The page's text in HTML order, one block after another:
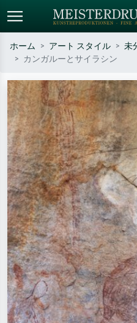
作家名・作品名・スタイルで検索
– 例：モネ、星月夜、印象派、北
斎の波、ヌード。
ホーム アート スタイル 未
カンガルーとサイラシン